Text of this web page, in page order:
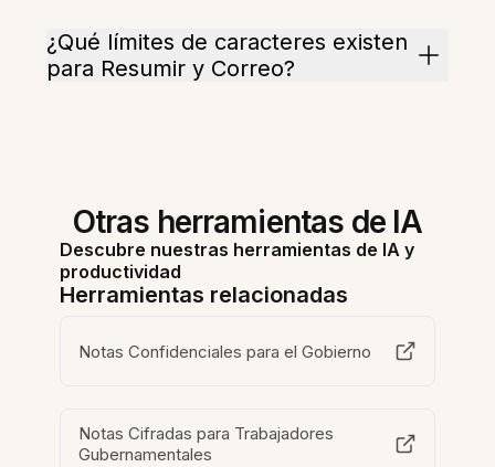
¿Qué límites de caracteres existen
para Resumir y Correo?
Otras herramientas de IA
Descubre nuestras herramientas de IA y
productividad
Herramientas relacionadas
Notas Confidenciales para el Gobierno
Notas Cifradas para Trabajadores
Gubernamentales